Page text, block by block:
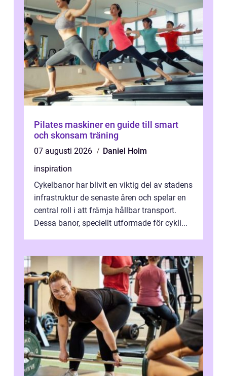
Pilates maskiner en guide till smart
och skonsam träning
07 augusti 2026
Daniel Holm
inspiration
Cykelbanor har blivit en viktig del av stadens
infrastruktur de senaste åren och spelar en
central roll i att främja hållbar transport.
Dessa banor, speciellt utformade för cykli...